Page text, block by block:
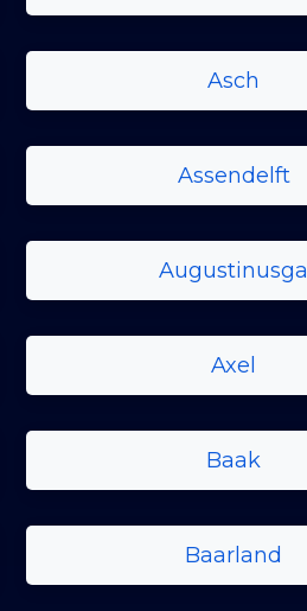
Asch
Assendelft
Augustinusga
Axel
Baak
Baarland